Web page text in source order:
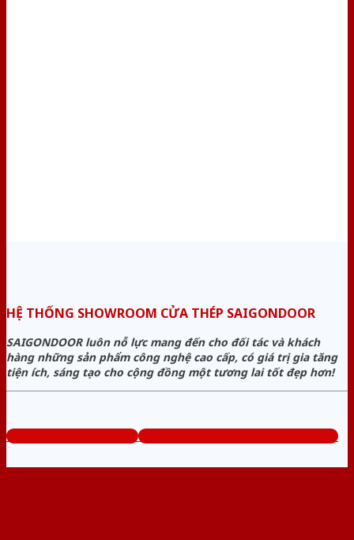
HỆ THỐNG SHOWROOM CỬA THÉP SAIGONDOOR
SAIGONDOOR luôn nỗ lực mang đến cho đối tác và khách
hàng những sản phẩm công nghệ cao cấp, có giá trị gia tăng
tiện ích, sáng tạo cho cộng đồng một tương lai tốt đẹp hơn!
www.baogiacuathep.com Tổng đài tư vấn miễn phí: 0824.400.400